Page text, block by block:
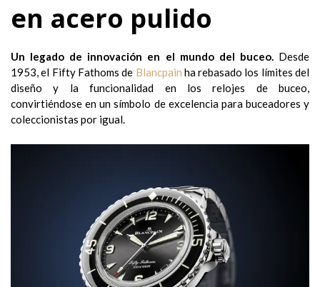
en acero pulido
Un legado de innovación en el mundo del buceo. Desde
1953, el Fifty Fathoms de Blancpain ha rebasado los límites del
diseño y la funcionalidad en los relojes de buceo,
convirtiéndose en un símbolo de excelencia para buceadores y
coleccionistas por igual.